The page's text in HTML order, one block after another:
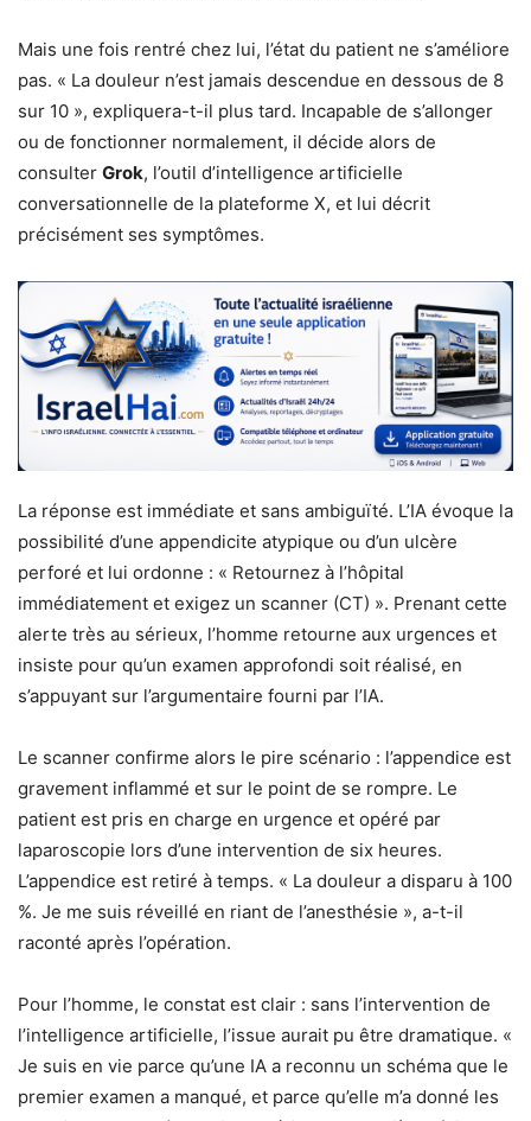
Mais une fois rentré chez lui, l’état du patient ne s’améliore
pas. « La douleur n’est jamais descendue en dessous de 8
sur 10 », expliquera-t-il plus tard. Incapable de s’allonger
ou de fonctionner normalement, il décide alors de
consulter Grok, l’outil d’intelligence artificielle
conversationnelle de la plateforme X, et lui décrit
précisément ses symptômes.
La réponse est immédiate et sans ambiguïté. L’IA évoque la
possibilité d’une appendicite atypique ou d’un ulcère
perforé et lui ordonne : « Retournez à l’hôpital
immédiatement et exigez un scanner (CT) ». Prenant cette
alerte très au sérieux, l’homme retourne aux urgences et
insiste pour qu’un examen approfondi soit réalisé, en
s’appuyant sur l’argumentaire fourni par l’IA.
Le scanner confirme alors le pire scénario : l’appendice est
gravement inflammé et sur le point de se rompre. Le
patient est pris en charge en urgence et opéré par
laparoscopie lors d’une intervention de six heures.
L’appendice est retiré à temps. « La douleur a disparu à 100
%. Je me suis réveillé en riant de l’anesthésie », a-t-il
raconté après l’opération.
Pour l’homme, le constat est clair : sans l’intervention de
l’intelligence artificielle, l’issue aurait pu être dramatique. «
Je suis en vie parce qu’une IA a reconnu un schéma que le
premier examen a manqué, et parce qu’elle m’a donné les